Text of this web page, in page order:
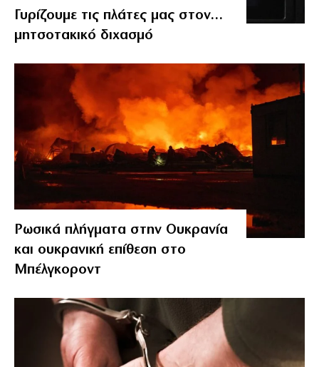
Γυρίζουμε τις πλάτες μας στον…
μητσοτακικό διχασμό
Ρωσικά πλήγματα στην Ουκρανία
και ουκρανική επίθεση στο
Μπέλγκοροντ